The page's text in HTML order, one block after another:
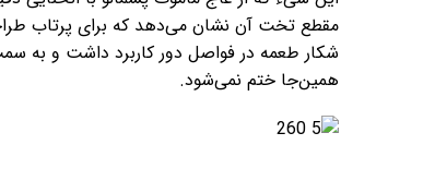
مقطع تخت آن نشان می‌دهد که برای پرتاب
همین‌جا ختم نمی‌شود.